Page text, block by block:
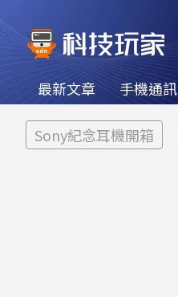
最新文章 手機通訊
Sony紀念耳機開箱